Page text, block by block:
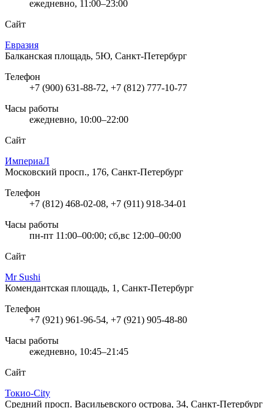
ежедневно, 11:00–23:00
Сайт
Евразия
Балканская площадь, 5Ю, Санкт-Петербург
Телефон
+7 (900) 631-88-72, +7 (812) 777-10-77
Часы работы
ежедневно, 10:00–22:00
Сайт
ИмпериаЛ
Московский просп., 176, Санкт-Петербург
Телефон
+7 (812) 468-02-08, +7 (911) 918-34-01
Часы работы
пн-пт 11:00–00:00; сб,вс 12:00–00:00
Сайт
Mr Sushi
Комендантская площадь, 1, Санкт-Петербург
Телефон
+7 (921) 961-96-54, +7 (921) 905-48-80
Часы работы
ежедневно, 10:45–21:45
Сайт
Токио-City
Средний просп. Васильевского острова, 34, Санкт-Петербург